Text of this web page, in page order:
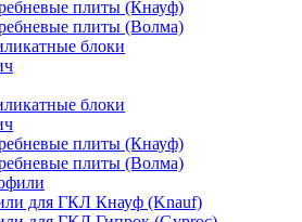
плиты (Кнауф)
плиты (Волма)
блоки
блоки
плиты (Кнауф)
плиты (Волма)
для ГКЛ Кнауф (Knauf)